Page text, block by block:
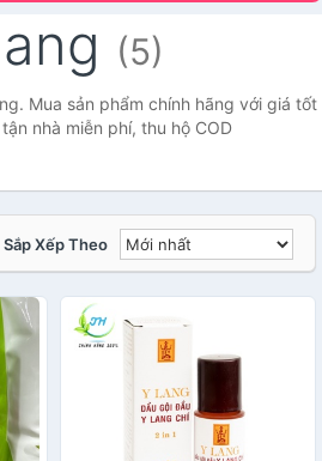
Shop
Waterproof
Mascara
(5)
Mua sản phẩm chính hãng với giá tốt
nhà miễn phí, thu hộ COD
Sắp Xếp Theo